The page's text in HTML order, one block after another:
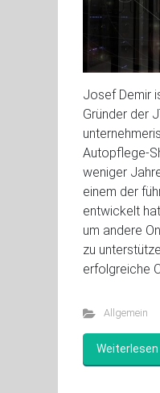
Josef Demir
Gründer der
Autopflege-
weniger
einem der
entwickelt
um andere
zu
erfolgreiche
Allgemein
Weiterlesen